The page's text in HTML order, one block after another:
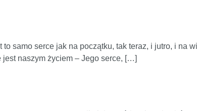
samo serce jak na początku, tak teraz, i jutro, i na
naszym życiem – Jego serce, […]